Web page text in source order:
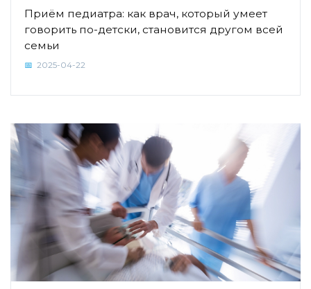
Приём педиатра: как врач, который умеет
говорить по-детски, становится другом всей
семьи
2025-04-22